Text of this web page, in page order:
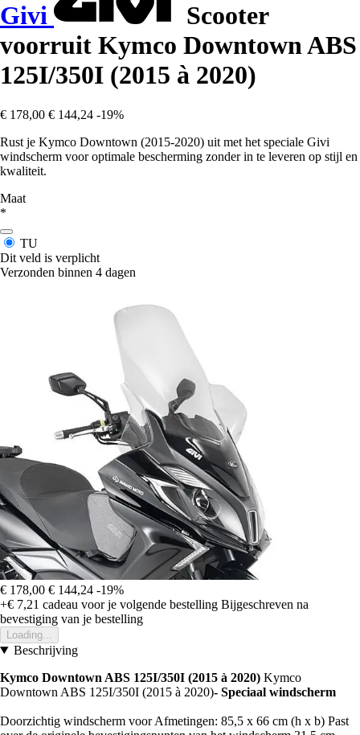
Givi
Scooter
voorruit Kymco Downtown ABS
125I/350I (2015 à 2020)
€ 178,00 € 144,24 -19%
Rust je Kymco Downtown (2015-2020) uit met het speciale Givi
windscherm voor optimale bescherming zonder in te leveren op stijl en
kwaliteit.
Maat
*
TU
Dit veld is verplicht
Verzonden binnen 4 dagen
€ 178,00 € 144,24 -19%
+€ 7,21 cadeau voor je volgende bestelling Bijgeschreven na
bevestiging van je bestelling
Loading...
Beschrijving
Kymco Downtown ABS 125I/350I (2015 à 2020) Kymco
Downtown ABS 125I/350I (2015 à 2020)- Speciaal windscherm
Doorzichtig windscherm voor Afmetingen: 85,5 x 66 cm (h x b) Past